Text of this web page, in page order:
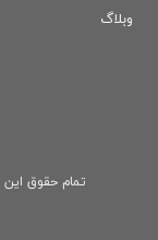
وبلاگ
تمام حقوق این